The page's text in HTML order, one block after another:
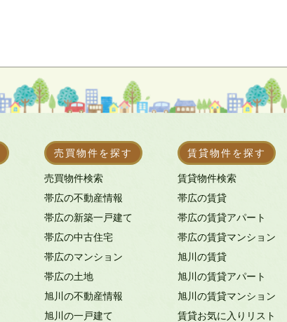
売買物件を探す
売買物件検索
帯広の不動産情報
帯広の新築一戸建て
帯広の中古住宅
帯広のマンション
帯広の土地
旭川の不動産情報
旭川の一戸建て
賃貸物件を探す
賃貸物件検索
帯広の賃貸
帯広の賃貸アパート
帯広の賃貸マンション
旭川の賃貸
旭川の賃貸アパート
旭川の賃貸マンション
賃貸お気に入りリスト